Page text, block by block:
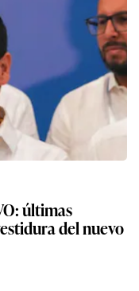
últimas
del nuevo